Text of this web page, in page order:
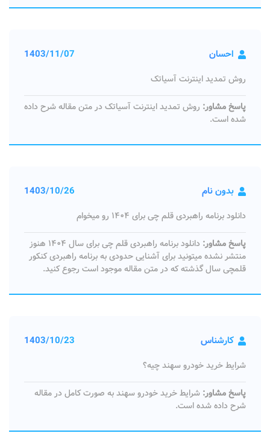
احسان 1403/11/07
روش تمدید اینترنت آسیاتک
پاسخ مشاور: روش تمدید اینترنت آسیاتک در متن مقاله شرح داده
شده است.
بدون نام 1403/10/26
دانلود برنامه راهبردی قلم چی برای ۱۴۰۴ رو میخوام
پاسخ مشاور:
دانلود برنامه راهبردی قلم چی برای سال ۱۴۰۴ هنوز
منتشر نشده میتونید برای آشنایی حدودی به برنامه راهبردی کنکور
قلمچی سال گذشته که در متن مقاله موجود است رجوع کنید.
کارشناس 1403/10/23
شرایط خرید خودرو سهند چیه؟
پاسخ مشاور: شرایط خرید خودرو سهند به صورت کامل در مقاله
شرح داده شده است.